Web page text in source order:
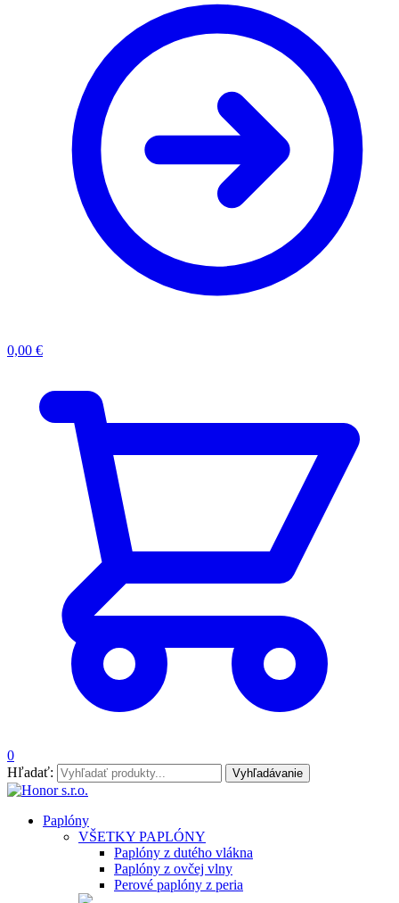
0,00 €
0
Hľadať:
Vyhľadávanie
Paplóny
VŠETKY PAPLÓNY
Paplóny z dutého vlákna
Paplóny z ovčej vlny
Perové paplóny z peria